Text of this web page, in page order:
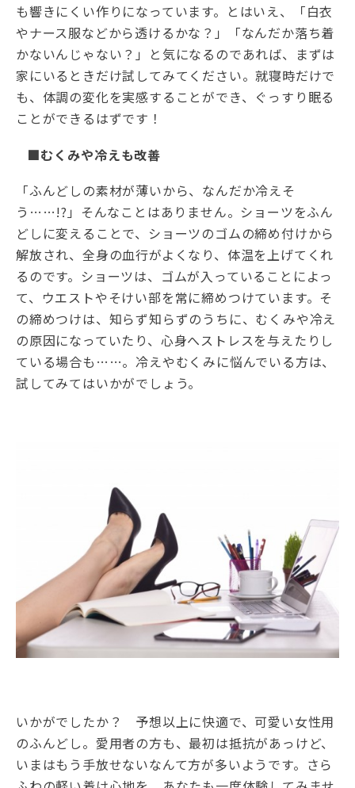
も響きにくい作りになっています。とはいえ、「白衣
やナース服などから透けるかな？」「なんだか落ち着
かないんじゃない？」と気になるのであれば、まずは
家にいるときだけ試してみてください。就寝時だけで
も、体調の変化を実感することができ、ぐっすり眠る
ことができるはずです！
■むくみや冷えも改善
「ふんどしの素材が薄いから、なんだか冷えそ
う……!?」そんなことはありません。ショーツをふん
どしに変えることで、ショーツのゴムの締め付けから
解放され、全身の血行がよくなり、体温を上げてくれ
るのです。ショーツは、ゴムが入っていることによっ
て、ウエストやそけい部を常に締めつけています。そ
の締めつけは、知らず知らずのうちに、むくみや冷え
の原因になっていたり、心身へストレスを与えたりし
ている場合も……。冷えやむくみに悩んでいる方は、
試してみてはいかがでしょう。
いかがでしたか？ 予想以上に快適で、可愛い女性用
のふんどし。愛用者の方も、最初は抵抗があっけど、
いまはもう手放せないなんて方が多いようです。さら